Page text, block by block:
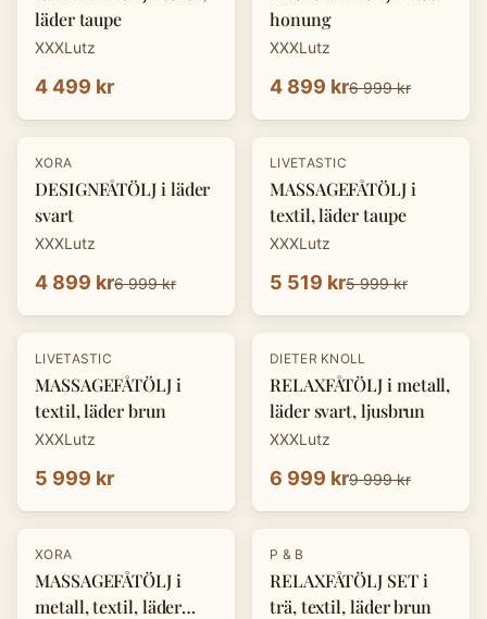
läder taupe
XXXLutz
4 499 kr
honung
XXXLutz
4 899 kr6 999 kr
-30%
XORA
DESIGNFÅTÖLJ i läder
svart
XXXLutz
4 899 kr6 999 kr
- 8%
LIVETASTIC
MASSAGEFÅTÖLJ i
textil, läder taupe
XXXLutz
5 519 kr5 999 kr
LIVETASTIC
MASSAGEFÅTÖLJ i
textil, läder brun
XXXLutz
5 999 kr
-30%
DIETER KNOLL
RELAXFÅTÖLJ i metall,
läder svart, ljusbrun
XXXLutz
6 999 kr9 999 kr
-30%
XORA
MASSAGEFÅTÖLJ i
metall, textil, läder
P & B
RELAXFÅTÖLJ SET i
trä, textil, läder brun